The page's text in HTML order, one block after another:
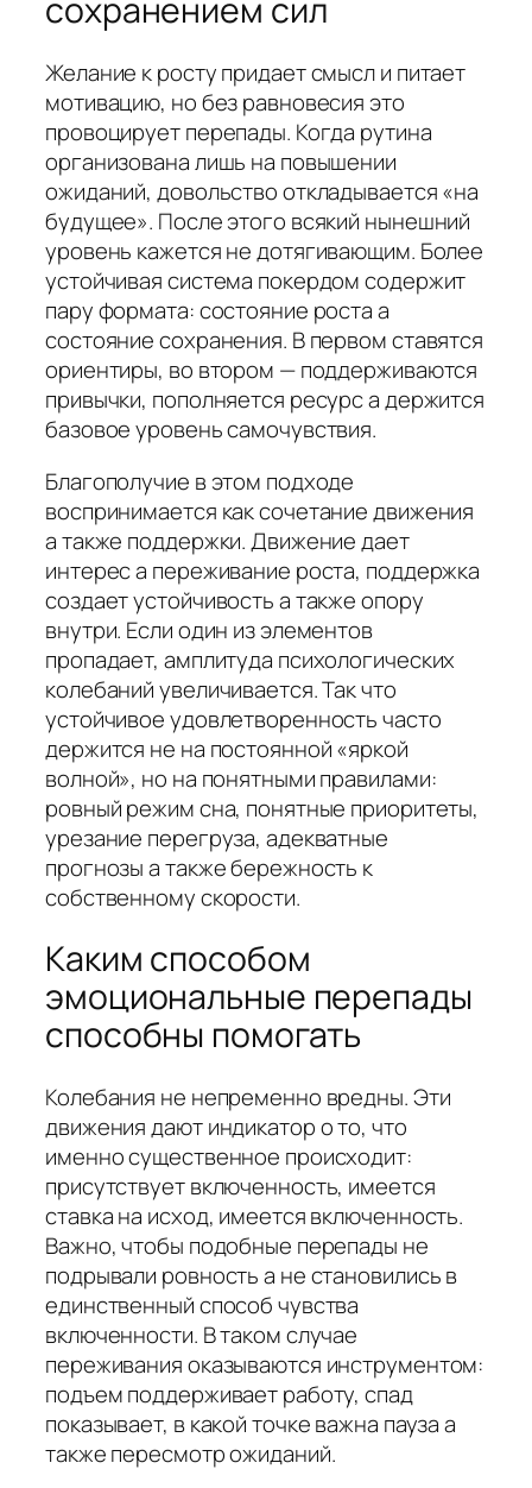
сохранением сил
Желание к росту придает смысл и питает
мотивацию, но без равновесия это
провоцирует перепады. Когда рутина
организована лишь на повышении
ожиданий, довольство откладывается «на
будущее». После этого всякий нынешний
уровень кажется не дотягивающим. Более
устойчивая система покердом содержит
пару формата: состояние роста а
состояние сохранения. В первом ставятся
ориентиры, во втором — поддерживаются
привычки, пополняется ресурс а держится
базовое уровень самочувствия.
Благополучие в этом подходе
воспринимается как сочетание движения
а также поддержки. Движение дает
интерес а переживание роста, поддержка
создает устойчивость а также опору
внутри. Если один из элементов
пропадает, амплитуда психологических
колебаний увеличивается. Так что
устойчивое удовлетворенность часто
держится не на постоянной «яркой
волной», но на понятными правилами:
ровный режим сна, понятные приоритеты,
урезание перегруза, адекватные
прогнозы а также бережность к
собственному скорости.
Каким способом
эмоциональные перепады
способны помогать
Колебания не непременно вредны. Эти
движения дают индикатор о то, что
именно существенное происходит:
присутствует включенность, имеется
ставка на исход, имеется включенность.
Важно, чтобы подобные перепады не
подрывали ровность а не становились в
единственный способ чувства
включенности. В таком случае
переживания оказываются инструментом:
подъем поддерживает работу, спад
показывает, в какой точке важна пауза а
также пересмотр ожиданий.